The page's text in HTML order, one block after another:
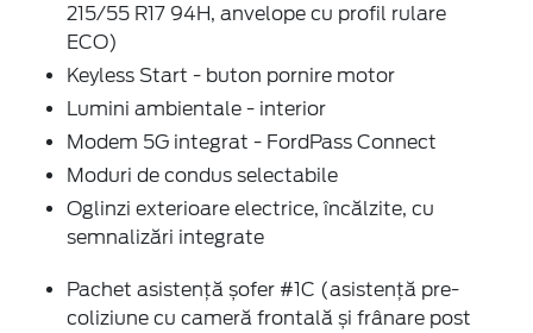
215/55 R17 94H, anvelope cu profil rulare
ECO)
Keyless Start - buton pornire motor
Lumini ambientale - interior
Modem 5G integrat - FordPass Connect
Moduri de condus selectabile
Oglinzi exterioare electrice, încălzite, cu
semnalizări integrate
Pachet asistență șofer #1C (asistență pre-
coliziune cu cameră frontală și frânare post